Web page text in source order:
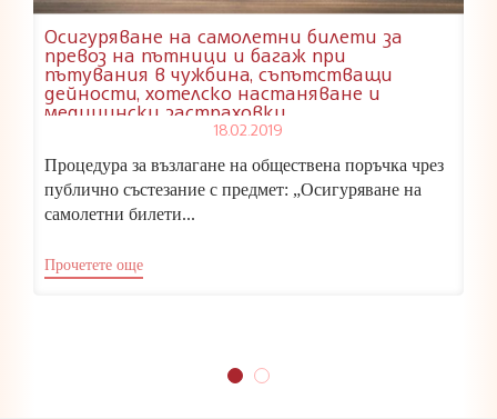
Осигуряване на самолетни билети за
превоз на пътници и багаж при
пътувания в чужбина, съпътстващи
дейности, хотелско настаняване и
медицински застраховки
18.02.2019
Процедура за възлагане на обществена поръчка чрез
публично състезание с предмет: „Осигуряване на
самолетни билети...
Прочетете още